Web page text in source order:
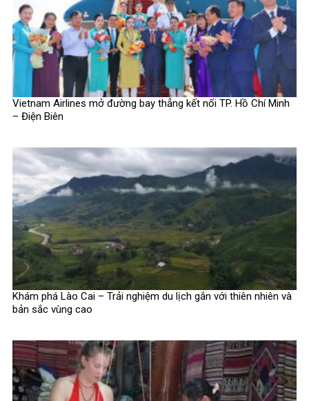
Vietnam Airlines mở đường bay thẳng kết nối TP. Hồ Chí Minh
– Điện Biên
Khám phá Lào Cai – Trải nghiệm du lịch gắn với thiên nhiên và
bản sắc vùng cao